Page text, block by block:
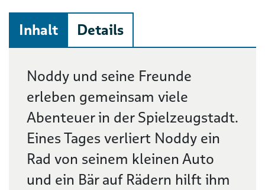
Inhalt Details
Beschreibung
Noddy und seine Freunde
erleben gemeinsam viele
Abenteuer in der Spielzeugstadt.
Eines Tages verliert Noddy ein
Rad von seinem kleinen Auto
und ein Bär auf Rädern hilft ihm